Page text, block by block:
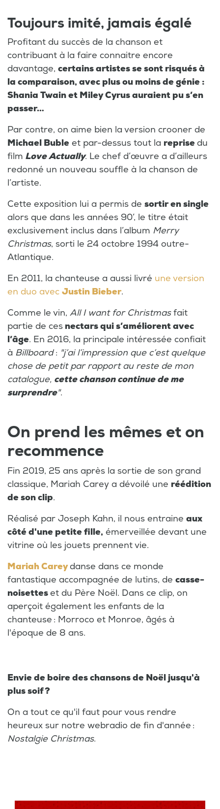
Toujours imité, jamais égalé
Profitant du succès de la chanson et
contribuant à la faire connaitre encore
davantage, certains artistes se sont risqués à
la comparaison, avec plus ou moins de génie :
Shania Twain et Miley Cyrus auraient pu s’en
passer…
Par contre, on aime bien la version crooner de
Michael Buble et par-dessus tout la reprisedu
film Love Actually. Le chef d’œuvre a d’ailleurs
redonné un nouveau souffle à la chanson de
l’artiste.
Cette exposition lui a permis de sortir en single
alors que dans les années 90’, le titre était
exclusivement inclus dans l’album Merry
Christmas, sorti le 24 octobre 1994 outre-
Atlantique.
En 2011, la chanteuse a aussi livré une version
en duo avec Justin Bieber.
Comme le vin, All I want for Christmasfait
partie de ces nectars qui s’améliorent avec
l’âge. En 2016, la principale intéressée confiait
à Billboard: "j’ai l’impression que c’est quelque
chose de petit par rapport au reste de mon
catalogue, cette chanson continue de me
surprendre".
On prend les mêmes et on
recommence
Fin 2019, 25 ans après la sortie de son grand
classique, Mariah Carey a dévoilé une réédition
de son clip.
Réalisé par Joseph Kahn, il nous entraine aux
côté d'une petite fille, émerveillée devant une
vitrine où les jouets prennent vie.
Mariah Careydanse dans ce monde
fantastique accompagnée de lutins, de casse-
noisetteset du Père Noël. Dans ce clip, on
aperçoit également les enfants de la
chanteuse : Morroco et Monroe, âgés à
l'époque de 8 ans.
Envie de boire des chansons de Noël jusqu'à
plus soif ?
On a tout ce qu'il faut pour vous rendre
heureux sur notre webradio de fin d'année :
Nostalgie Christmas.